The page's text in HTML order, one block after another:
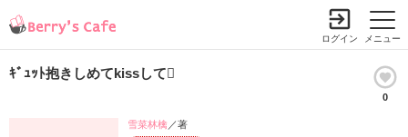
メニュー
ログイン
ｷﾞｭｯﾄ抱きしめてkissして
0
雪菜林檎 ／著